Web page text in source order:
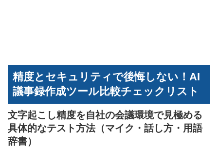
精度とセキュリティで後悔しない！AI
議事録作成ツール比較チェックリスト
文字起こし精度を自社の会議環境で見極める
具体的なテスト方法（マイク・話し方・用語
辞書）